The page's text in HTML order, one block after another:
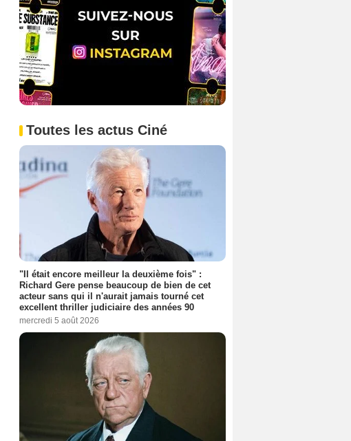
Toutes les actus Ciné
"Il était encore meilleur la deuxième fois" :
Richard Gere pense beaucoup de bien de cet
acteur sans qui il n'aurait jamais tourné cet
excellent thriller judiciaire des années 90
mercredi 5 août 2026